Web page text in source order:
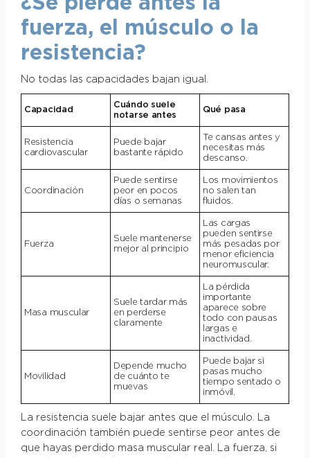
fuerza, el músculo o la
resistencia?
No todas las capacidades bajan igual.
Capacidad
Cuándo suele
notarse antes
Qué pasa
Resistencia
cardiovascular
Puede bajar
bastante rápido
Te cansas antes y
necesitas más
descanso.
Coordinación
Puede sentirse
peor en pocos
días o semanas
Los movimientos
no salen tan
fluidos.
Fuerza
Suele mantenerse
mejor al principio
Las cargas
pueden sentirse
más pesadas por
menor eficiencia
neuromuscular.
Masa muscular
Suele tardar más
en perderse
claramente
La pérdida
importante
aparece sobre
todo con pausas
largas e
inactividad.
Movilidad
Depende mucho
de cuánto te
muevas
Puede bajar si
pasas mucho
tiempo sentado o
inmóvil.
La resistencia suele bajar antes que el músculo. La
coordinación también puede sentirse peor antes de
que hayas perdido masa muscular real. La fuerza, si